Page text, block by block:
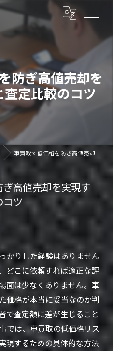
防ぎ高値売却を
定比較のコツ
車買取で低価格を防ぎ高値売却を実現する方法と査定比較のコツ
高値売却を実現す
コツ
かりした経験はありません
どこに依頼すれば適正な評
面は少なくありません。車
価格が本当に妥当なのか判
で査定額に差が生じること
では、車買取の低価格リス
現するための具体的な方法